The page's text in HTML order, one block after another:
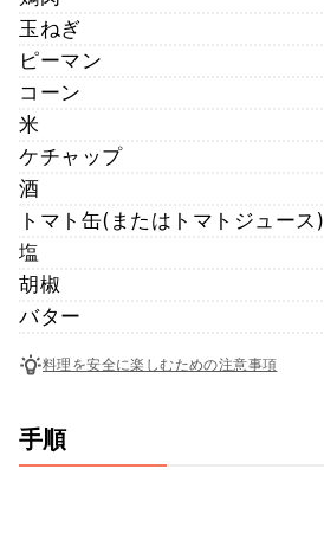
玉ねぎ
ピーマン
コーン
米
ケチャップ
酒
トマト缶(またはトマトジュース)
塩
胡椒
バター
料理を安全に楽しむための注意事項
手順